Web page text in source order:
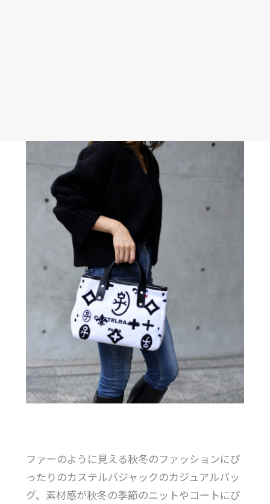
ファーのように見える秋冬のファッションにぴ
ったりのカステルバジャックのカジュアルバッ
グ。素材感が秋冬の季節のニットやコートにぴ